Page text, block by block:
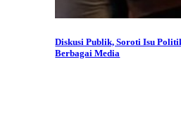
Diskusi Publik, Soroti Isu
Berbagai Media